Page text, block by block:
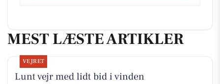
MEST LÆSTE ARTIKLER
VEJRET
Lunt vejr med lidt bid i vinden